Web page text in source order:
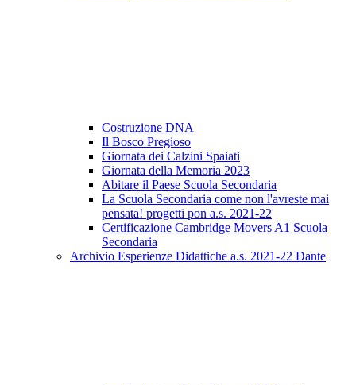
Costruzione DNA
Il Bosco Pregioso
Giornata dei Calzini Spaiati
Giornata della Memoria 2023
Abitare il Paese Scuola Secondaria
La Scuola Secondaria come non l'avreste mai
pensata! progetti pon a.s. 2021-22
Certificazione Cambridge Movers A1 Scuola
Secondaria
Archivio Esperienze Didattiche a.s. 2021-22 Dante